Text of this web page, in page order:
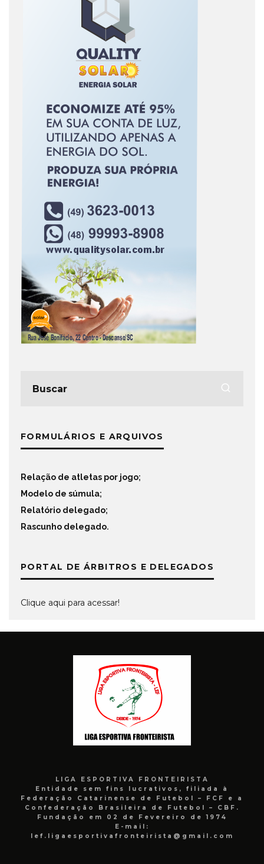
FORMULÁRIOS E ARQUIVOS
Relação de atletas por jogo;
Modelo de súmula;
Relatório delegado;
Rascunho delegado.
PORTAL DE ÁRBITROS E DELEGADOS
Clique aqui para acessar!
LIGA ESPORTIVA FRONTEIRISTA
Entidade sem fins lucrativos, filiada à
Federação Catarinense de Futebol – FCF e a
Confederação Brasileira de Futebol – CBF.
Fundação em 02 de Fevereiro de 1974
E-mail:
lef.ligaesportivafronteirista@gmail.com